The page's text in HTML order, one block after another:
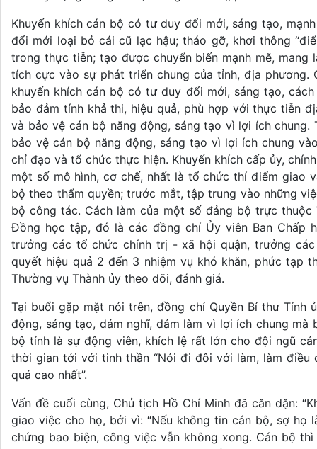
Khuyến khích cán bộ có tư duy đổi mới, sáng tạo,
đổi mới loại bỏ cái cũ lạc hậu; tháo gỡ, khơi thông
trong thực tiễn; tạo được chuyển biến mạnh mẽ,
tích cực vào sự phát triển chung của tỉnh, địa phương.
khuyến khích cán bộ có tư duy đổi mới, sáng tạo,
bảo đảm tính khả thi, hiệu quả, phù hợp với thực tiễn
và bảo vệ cán bộ năng động, sáng tạo vì lợi ích
bảo vệ cán bộ năng động, sáng tạo vì lợi ích chung
chỉ đạo và tổ chức thực hiện. Khuyến khích cấp ủy,
một số mô hình, cơ chế, nhất là tổ chức thí điểm giao
bộ theo thẩm quyền; trước mắt, tập trung vào những
bộ công tác. Cách làm của một số đảng bộ trực
Đồng học tập, đó là các đồng chí Ủy viên Ban
trưởng các tổ chức chính trị - xã hội quận, trưởng
quyết hiệu quả 2 đến 3 nhiệm vụ khó khăn, phức tạp
Thường vụ Thành ủy theo dõi, đánh giá.
Tại buổi gặp mặt nói trên, đồng chí Quyền Bí thư
động, sáng tạo, dám nghĩ, dám làm vì lợi ích chung
bộ tỉnh là sự động viên, khích lệ rất lớn cho đội ngũ
thời gian tới với tinh thần “Nói đi đôi với làm, làm điều
quả cao nhất”.
Vấn đề cuối cùng, Chủ tịch Hồ Chí Minh đã căn dặn:
giao việc cho họ, bởi vì: “Nếu không tin cán bộ, sợ họ
chứng bao biện, công việc vẫn không xong. Cán bộ